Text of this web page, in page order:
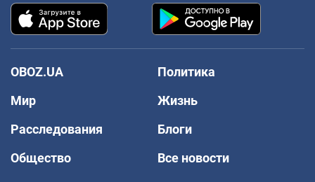
OBOZ.UA
Политика
Мир
Жизнь
Расследования
Блоги
Общество
Все новости